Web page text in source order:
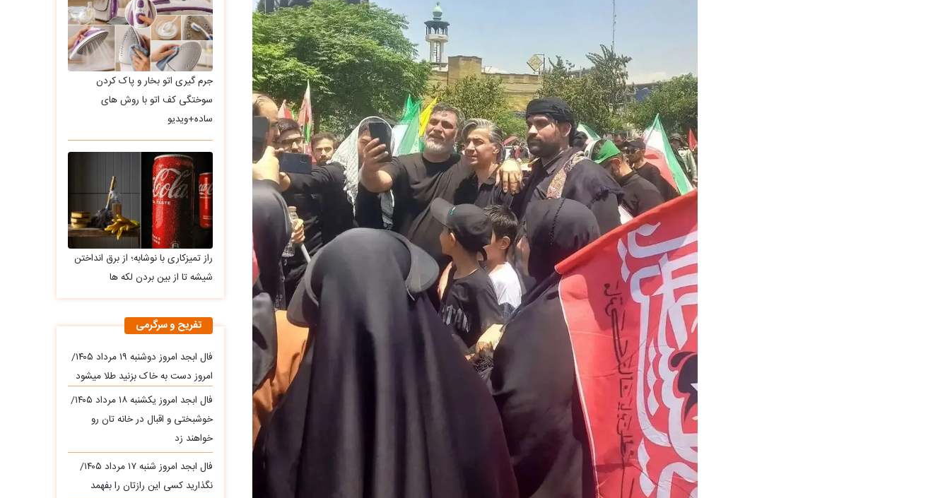
جرم گیری اتو بخار و پاک کردن
سوختگی کف اتو با روش های
ساده+ویدیو
راز تمیزکاری با نوشابه؛ از برق انداختن
شیشه تا از بین بردن لکه ها
تفریح و سرگرمی
فال ابجد امروز دوشنبه ۱۹ مرداد ۱۴۰۵/
امروز دست به خاک بزنید طلا میشود
فال ابجد امروز یکشنبه ۱۸ مرداد ۱۴۰۵/
خوشبختی و اقبال در خانه تان رو
خواهند زد
فال ابجد امروز شنبه ۱۷ مرداد ۱۴۰۵/
نگذارید کسی این رازتان را بفهمد